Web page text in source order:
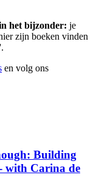
het bijzonder: je
zijn boeken vinden
'.
en volg ons
Building
with Carina de